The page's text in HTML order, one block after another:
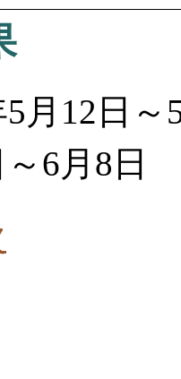
月12日～
6月8日